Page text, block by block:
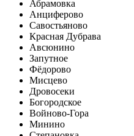
Абрамовка
Анциферово
Савостьяново
Красная Дубрава
Авсюнино
Запутное
Фёдорово
Мисцево
Дровосеки
Богородское
Войново-Гора
Минино